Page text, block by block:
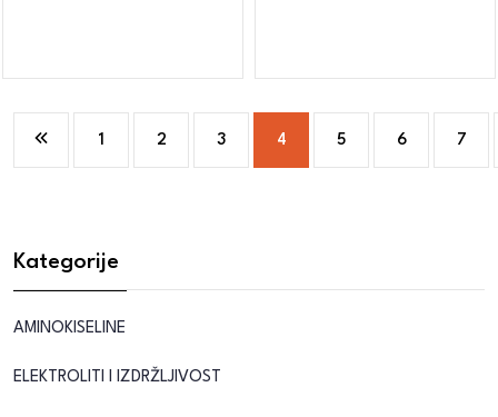
1 2 3 4 5 6 7
Kategorije
AMINOKISELINE
ELEKTROLITI I IZDRŽLJIVOST